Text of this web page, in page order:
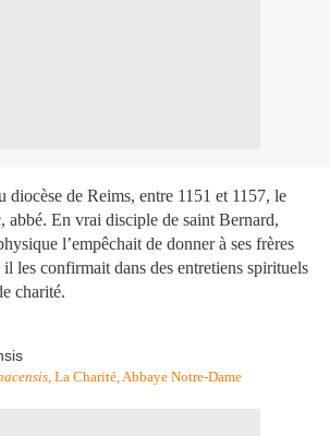
diocèse de Reims, entre 1151 et 1157, le
abbé. En vrai disciple de saint Bernard,
l’empêchait de donner à ses frères
les confirmait dans des entretiens spirituels
charité.
, La Charité, Abbaye Notre-Dame